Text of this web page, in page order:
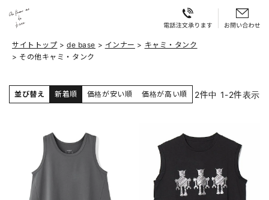
サイトトップ de base インナー
キャミ・タンク
その他キャミ・タンク
並び替え 新着順 価格が安い順 価格が高い順 2件中 1-2件表示